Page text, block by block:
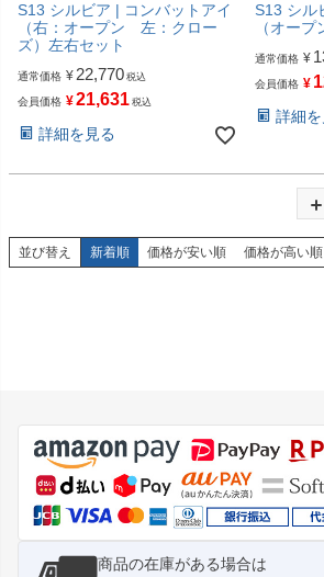
S13 シルビア | コンバットアイ
（右：オープン 左：クロー
ズ）左右セット
通常価格 ¥ 22,770 税込
会員価格 ¥21,631 税込
詳細を見る
S13 シル
（オー
通常価格 ¥
会員価格 ¥
詳細を
並び替え 新着順 価格が安い順 価格が高い順
商品の在庫がある場合は